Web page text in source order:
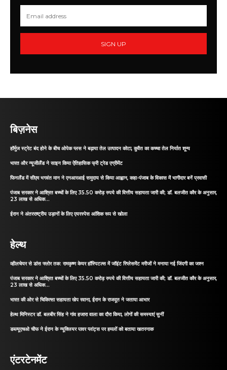
SIGN UP
बिज़नेस
हॉर्मुज स्ट्रेट बंद होने के बीच ओपेक प्लस ने बढ़ाया तेल उत्पादन कोटा, कुवैत का कच्चा तेल निर्यात शून्य
भारत और न्यूजीलैंड ने साइन किया ऐतिहासिक फ्री ट्रेड एग्रीमेंट
फिनलैंड में सीएम भगवंत मान ने एनआरआई समुदाय से किया आह्वान, कहा-पंजाब के विकास में भागीदार बनें प्रवासी
पंजाब सरकार ने आश्रित बच्चों के लिए 35.50 करोड़ रुपये की वित्तीय सहायता जारी की; डॉ. बलजीत कौर के अनुसार,
23 लाख से अधिक...
ईरान ने अंतरराष्ट्रीय उड़ानों के लिए एयरस्पेस आंशिक रूप से खोला
हेल्थ
व्हीलचेयर से डांस फ्लोर तक: रामकृष्ण केयर हॉस्पिटल्स में जॉइंट रिप्लेसमेंट मरीजों ने मनाया नई जिंदगी का जश्न
पंजाब सरकार ने आश्रित बच्चों के लिए 35.50 करोड़ रुपये की वित्तीय सहायता जारी की; डॉ. बलजीत कौर के अनुसार,
23 लाख से अधिक...
भारत की ओर से चिकित्सा सहायता खेप रवाना, ईरान के राजदूत ने जताया आभार
हेल्थ मिनिस्टर डॉ. बलबीर सिंह ने गांव हजारा वाला का दौरा किया, लोगों की समस्याएं सुनीं
डब्ल्यूएचओ चीफ ने ईरान के न्यूक्लियर पावर प्लांट्स पर हमलों को बताया खतरनाक
एंटरटेनमेंट